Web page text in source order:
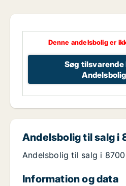
Denne andelsbolig er
Søg tilsvarende
Andelsbolig til salg i
Andelsbolig til salg i
Information og data